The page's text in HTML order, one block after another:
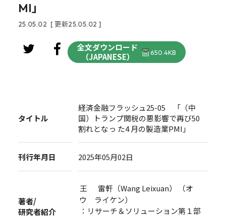
MI」
25.05.02 [ 更新25.05.02 ]
全文ダウンロード
（JAPANESE）
650.4KB
タイトル
経済金融フラッシュ25-05 「（中
国）トランプ関税の悪影響で再び50
割れとなっ た4 月の製造業PMI」
刊行年月日 2025年05月02日
著者/
研究者紹介
王 雷軒（Wang Leixuan） （オ
ウ ライケン）
：リサーチ＆ソリューション第１部